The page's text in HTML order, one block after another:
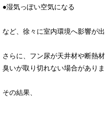
●湿気っぽい空気になる
など、徐々に室内環境へ影響が
さらに、フン尿が天井材や断熱
臭いが取り切れない場合がありま
その結果、